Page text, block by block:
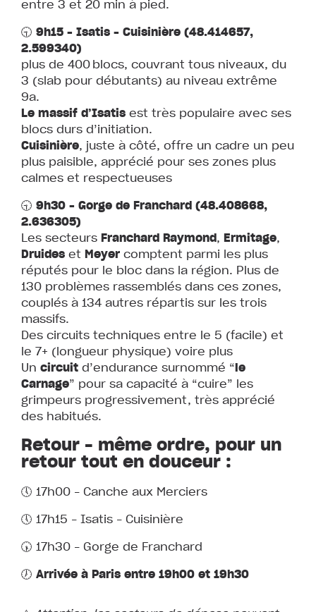
entre 3 et 20 min à pied.
🕤 9h15 – Isatis – Cuisinière (48.414657,
2.599340)
plus de 400 blocs, couvrant tous niveaux, du
3 (slab pour débutants) au niveau extrême
9a.
Le massif d’Isatis est très populaire avec ses
blocs durs d’initiation.
Cuisinière, juste à côté, offre un cadre un peu
plus paisible, apprécié pour ses zones plus
calmes et respectueuses
🕤 9h30 – Gorge de Franchard (48.408668,
2.636305)
Les secteurs Franchard Raymond, Ermitage,
Druides et Meyer comptent parmi les plus
réputés pour le bloc dans la région. Plus de
130 problèmes rassemblés dans ces zones,
couplés à 134 autres répartis sur les trois
massifs.
Des circuits techniques entre le 5 (facile) et
le 7+ (longueur physique) voire plus
Un circuit d’endurance surnommé “le
Carnage” pour sa capacité à “cuire” les
grimpeurs progressivement, très apprécié
des habitués.
Retour – même ordre, pour un
retour tout en douceur :
🕔 17h00 – Canche aux Merciers
🕔 17h15 – Isatis – Cuisinière
🕠 17h30 – Gorge de Franchard
🕖 Arrivée à Paris entre 19h00 et 19h30